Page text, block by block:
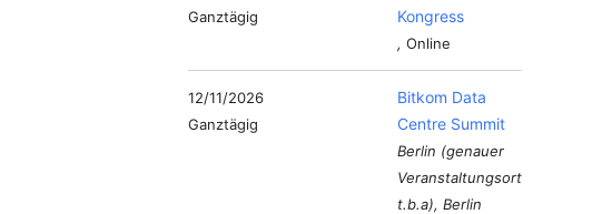
Ganztägig
Kongress
, Online
12/11/2026
Ganztägig
Bitkom Data
Centre Summit
Berlin (genauer
Veranstaltungsort
t.b.a), Berlin